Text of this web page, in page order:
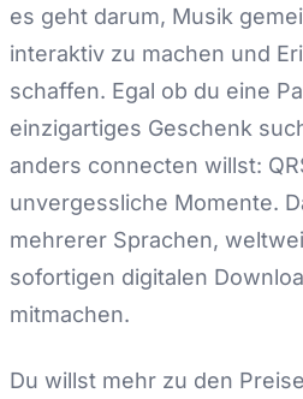
es geht darum, Musik
interaktiv zu machen und
schaffen. Egal ob du eine
einzigartiges Geschenk
anders connecten willst:
unvergessliche Momente.
mehrerer Sprachen,
sofortigen digitalen
mitmachen.
Du willst mehr zu den